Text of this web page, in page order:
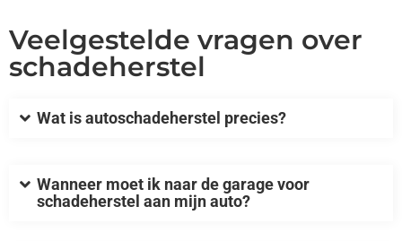
Veelgestelde vragen over
schadeherstel
Wat is autoschadeherstel precies?
Wanneer moet ik naar de garage voor
schadeherstel aan mijn auto?